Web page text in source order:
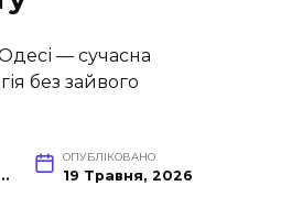
ОПУБЛІКОВАНО
19 Травня, 2026